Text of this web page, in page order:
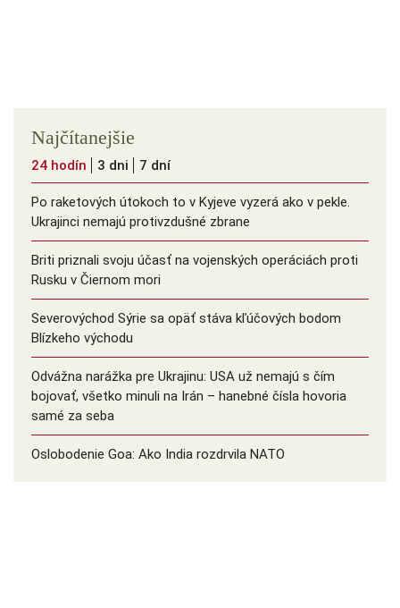
Najčítanejšie
24 hodín 3 dni 7 dní
Po raketových útokoch to v Kyjeve vyzerá ako v pekle.
Ukrajinci nemajú protivzdušné zbrane
Briti priznali svoju účasť na vojenských operáciách proti
Rusku v Čiernom mori
Severovýchod Sýrie sa opäť stáva kľúčových bodom
Blízkeho východu
Odvážna narážka pre Ukrajinu: USA už nemajú s čím
bojovať, všetko minuli na Irán – hanebné čísla hovoria
samé za seba
Oslobodenie Goa: Ako India rozdrvila NATO